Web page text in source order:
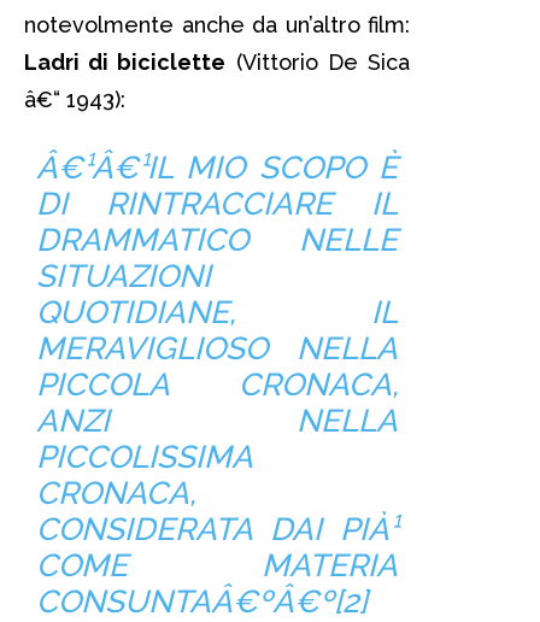
notevolmente anche da un’altro film:
Ladri di biciclette (Vittorio De Sica
â€“ 1943):
Â€¹Â€¹IL MIO SCOPO È
DI RINTRACCIARE IL
DRAMMATICO NELLE
SITUAZIONI
QUOTIDIANE, IL
MERAVIGLIOSO NELLA
PICCOLA CRONACA,
ANZI NELLA
PICCOLISSIMA
CRONACA,
CONSIDERATA DAI PIÀ¹
COME MATERIA
CONSUNTAÂ€ºÂ€º[2]